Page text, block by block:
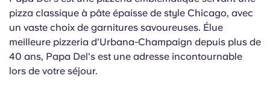
pizza classique à pâte épaisse de style Chicago, avec
un vaste choix de garnitures savoureuses. Élue
meilleure pizzeria d'Urbana-Champaign depuis plus de
40 ans, Papa Del's est une adresse incontournable
lors de votre séjour.